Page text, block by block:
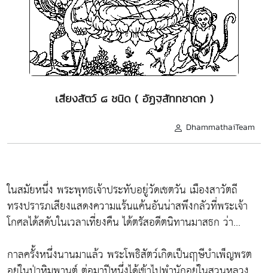
เสียงสัตว์ ๘ ชนิด ( อัฏฐสัททชาดก )
DhammathaiTeam
ในสมัยหนึ่ง พระพุทธเจ้าประทับอยู่วัดเชตวัน เมืองสาวัตถี
ทรงปรารภเสียงแสดงความแร้นแค้นอันน่าสพึงกลัวที่พระเจ้า
โกศลได้สดับในเวลาเที่ยงคืน ได้ตรัสอดีตนิทานมาสธก ว่า...
กาลครั้งหนึ่งนานมาแล้ว พระโพธิสัตว์เกิดเป็นฤๅษีบำเพ็ญพรต